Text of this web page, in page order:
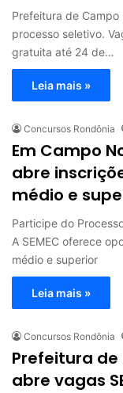
Prefeitura de
processo seletivo.
gratuita até 24 de…
Leia mais »
Concursos Rondônia
Em Campo
abre
médio e
Participe do
A SEMEC oferece
médio e superior
Leia mais »
Concursos Rondônia
Prefeitura de
abre vagas